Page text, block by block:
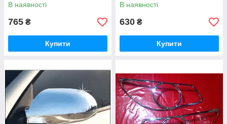
В наявності
765 ₴
Купити
В наявності
630 ₴
Купити